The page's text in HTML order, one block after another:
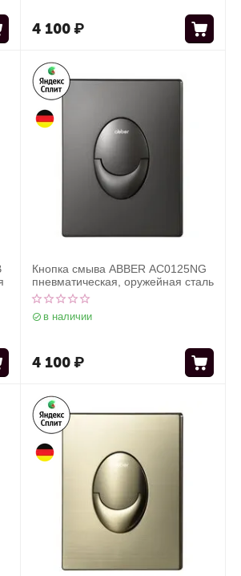
4 100₽
Кнопка смыва ABBER AC0125NG
пневматическая, оружейная сталь
в наличии
4 100₽